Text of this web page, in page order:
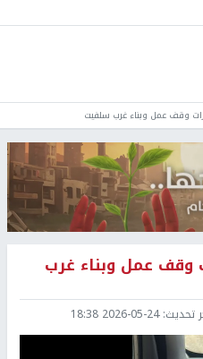
5 إخطارات وقف عمل وبناء غرب
تحديث:2026-05-24 18:38